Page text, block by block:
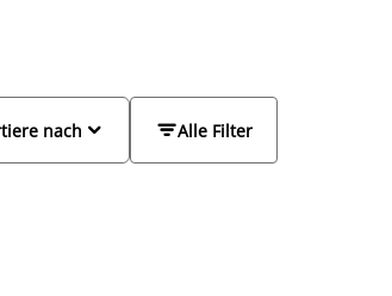
Alle Filter

nach